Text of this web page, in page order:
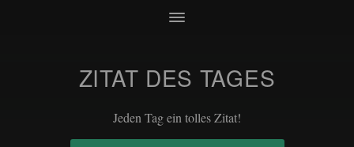
ZITAT DES TAGES
Jeden Tag ein tolles Zitat!